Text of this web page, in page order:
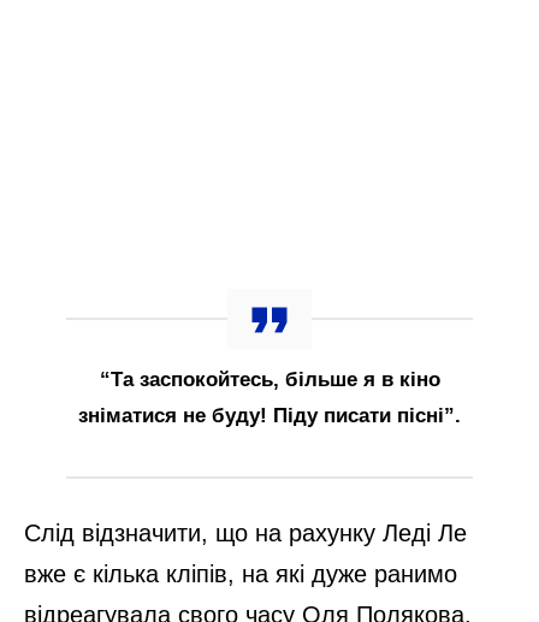
“Та заспокойтесь, більше я в кіно
зніматися не буду! Піду писати пісні”.
Слід відзначити, що на рахунку Леді Ле
вже є кілька кліпів, на які дуже ранимо
відреагувала свого часу Оля Полякова,